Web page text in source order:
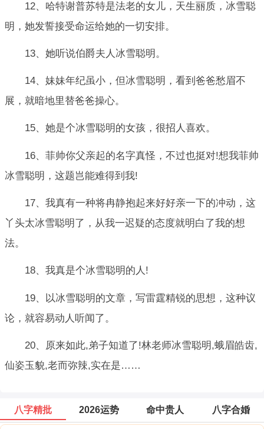
12、哈特谢普苏特是法老的女儿，天生丽质，冰雪聪
明，她发誓接受命运给她的一切安排。
13、她听说伯爵夫人冰雪聪明。
14、妹妹年纪虽小，但冰雪聪明，看到爸爸愁眉不
展，就暗地里替爸爸操心。
15、她是个冰雪聪明的女孩，很招人喜欢。
16、菲帅你父亲起的名字真怪，不过也挺对!想我菲帅
冰雪聪明，这题岂能难得到我!
17、我真有一种将冉静抱起来好好亲一下的冲动，这
丫头太冰雪聪明了，从我一迟疑的态度就明白了我的想
法。
18、我真是个冰雪聪明的人!
19、以冰雪聪明的文章，写雷霆精锐的思想，这种议
论，就容易动人听闻了。
20、原来如此,弟子知道了!林老师冰雪聪明,蛾眉皓齿,
仙姿玉貌,老而弥辣,实在是……
八字精批 2026运势 命中贵人 八字合婚